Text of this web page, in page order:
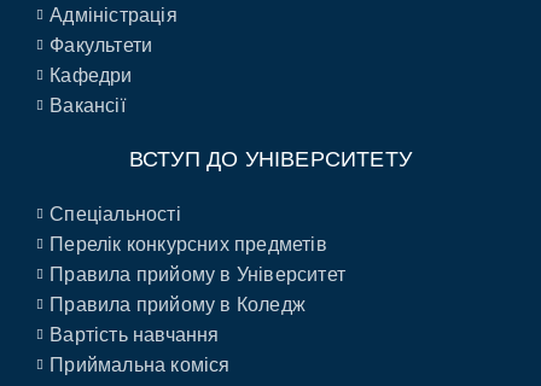
Адміністрація
Факультети
Кафедри
Вакансії
ВСТУП ДО УНІВЕРСИТЕТУ
Спеціальності
Перелік конкурсних предметів
Правила прийому в Університет
Правила прийому в Коледж
Вартість навчання
Приймальна коміся